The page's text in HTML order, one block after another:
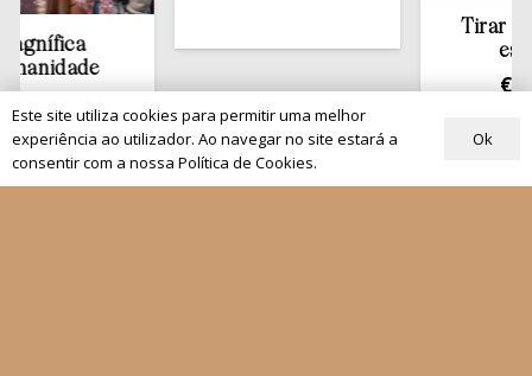
Tirar a
estante
€13,50
Este site utiliza cookies para permitir uma melhor
experiência ao utilizador. Ao navegar no site estará a
consentir com a nossa Política de Cookies.
Ok